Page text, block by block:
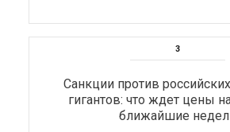
Санкции против
гигантов: что ждет цены
ближайшие